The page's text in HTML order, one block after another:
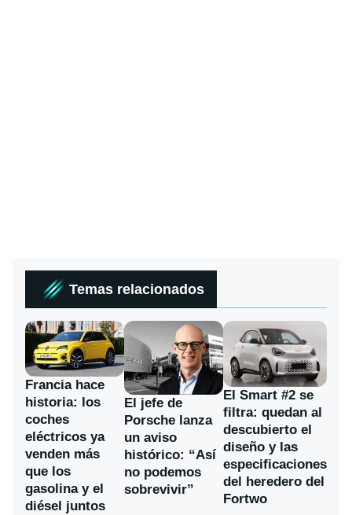
Temas relacionados
Francia hace
historia: los
coches
eléctricos ya
venden más
que los
gasolina y el
diésel juntos
El jefe de
Porsche lanza
un aviso
histórico: “Así
no podemos
sobrevivir”
El Smart #2 se
filtra: quedan al
descubierto el
diseño y las
especificaciones
del heredero del
Fortwo